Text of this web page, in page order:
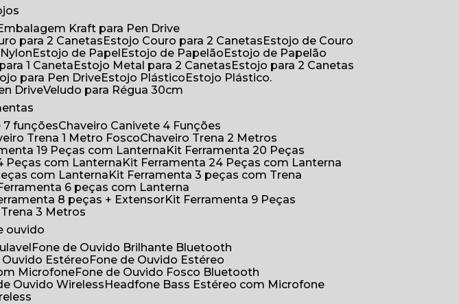
Embalagem Kraft para Pen Drive
para 2 Canetas Estojo Couro para 2 Canetas
Estojo de Couro
Estojo de Papel Estojo de Papelão
Estojo de Papelão
1 Caneta Estojo Metal para 2 Canetas
Estojo para 2 Canetas
para Pen Drive Estojo Plástico
Estojo Plástico.
Drive Veludo para Régua 30cm
7 funções
Chaveiro Canivete 4 Funções
Trena 1 Metro Fosco
Chaveiro Trena 2 Metros
19 Peças com Lanterna
Kit Ferramenta 20 Peças
Peças com Lanterna
Kit Ferramenta 24 Peças com Lanterna
com Lanterna
Kit Ferramenta 3 peças com Trena
Ferramenta 6 peças com Lanterna
8 peças + Extensor
Kit Ferramenta 9 Peças
Trena 3 Metros
ouvido
Fone de Ouvido Brilhante Bluetooth
Ouvido Estéreo
Fone de Ouvido Estéreo
Microfone Fone de Ouvido Fosco Bluetooth
Ouvido Wireless
Headfone Bass Estéreo com Microfone